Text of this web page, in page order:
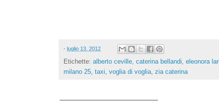
- luglio 13, 2012
Etichette: alberto ceville, caterina bellandi, eleonora
milano 25, taxi, voglia di voglia, zia caterina